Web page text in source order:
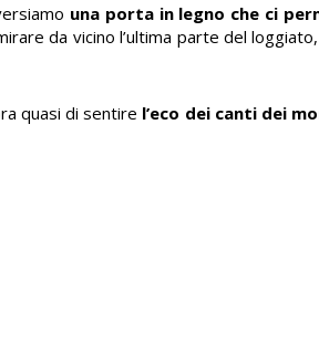
una porta in legno che ci
da vicino l’ultima parte del
quasi di sentire l’eco dei canti dei